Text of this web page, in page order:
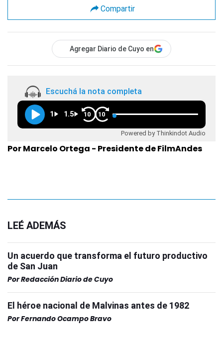
Compartir
Agregar Diario de Cuyo en
Escuchá la nota completa
1 1.5 10 10
Powered by Thinkindot Audio
Por Marcelo Ortega - Presidente de FilmAndes
LEÉ ADEMÁS
Un acuerdo que transforma el futuro productivo
de San Juan
PorRedacción Diario de Cuyo
El héroe nacional de Malvinas antes de 1982
PorFernando Ocampo Bravo